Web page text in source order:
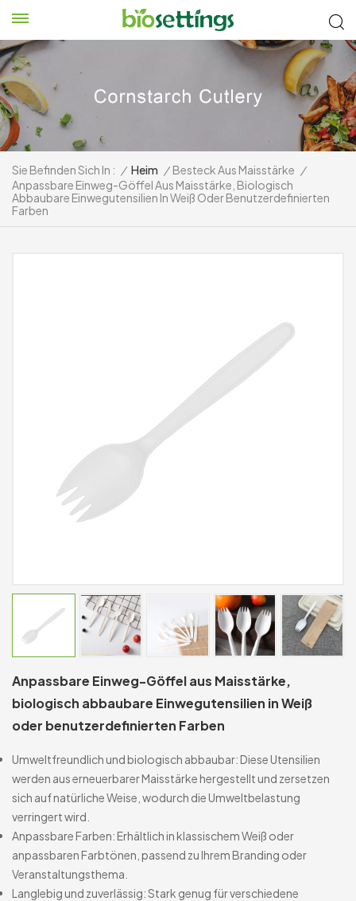
Sie Befinden Sich In : / Heim / Besteck Aus Maisstärke /
Anpassbare Einweg-Göffel Aus Maisstärke, Biologisch
Abbaubare Einwegutensilien In Weiß Oder Benutzerdefinierten
Farben
Anpassbare Einweg-Göffel aus Maisstärke,
biologisch abbaubare Einwegutensilien in Weiß
oder benutzerdefinierten Farben
Umweltfreundlich und biologisch abbaubar: Diese Utensilien
werden aus erneuerbarer Maisstärke hergestellt und zersetzen
sich auf natürliche Weise, wodurch die Umweltbelastung
verringert wird.
Anpassbare Farben: Erhältlich in klassischem Weiß oder
anpassbaren Farbtönen, passend zu Ihrem Branding oder
Veranstaltungsthema.
Langlebig und zuverlässig: Stark genug für verschiedene